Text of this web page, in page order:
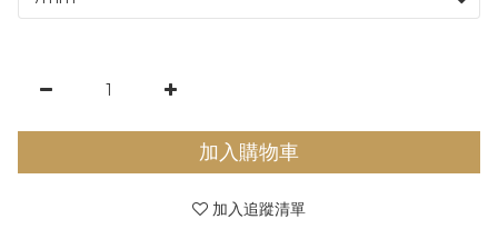
加入購物車
加入追蹤清單